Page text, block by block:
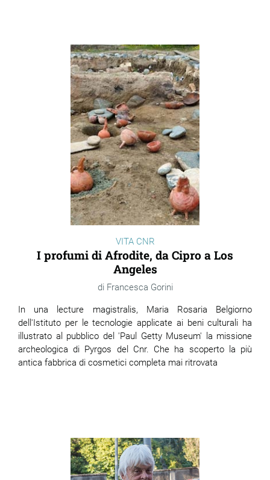
VITA CNR
I profumi di Afrodite, da Cipro a Los
Angeles
Francesca Gorini
In una lecture magistralis, Maria Rosaria Belgiorno
dell'Istituto per le tecnologie applicate ai beni culturali ha
illustrato al pubblico del 'Paul Getty Museum' la missione
archeologica di Pyrgos del Cnr. Che ha scoperto la più
antica fabbrica di cosmetici completa mai ritrovata